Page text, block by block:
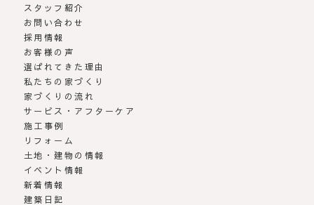
スタッフ紹介
お問い合わせ
採用情報
お客様の声
選ばれてきた理由
私たちの家づくり
家づくりの流れ
サービス・アフターケア
施工事例
リフォーム
土地・建物の情報
イベント情報
新着情報
建築日記